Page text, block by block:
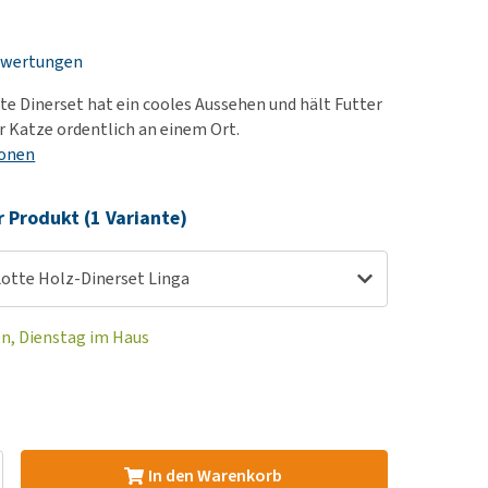
Fellprobleme und
ansehen
Dinerset hat ein cooles Aussehen und hält Futter
Katze ordentlich an einem Ort.
Produkt (1 Variante)
Holz-Dinerset Linga
Dienstag im Haus
In den Warenkorb